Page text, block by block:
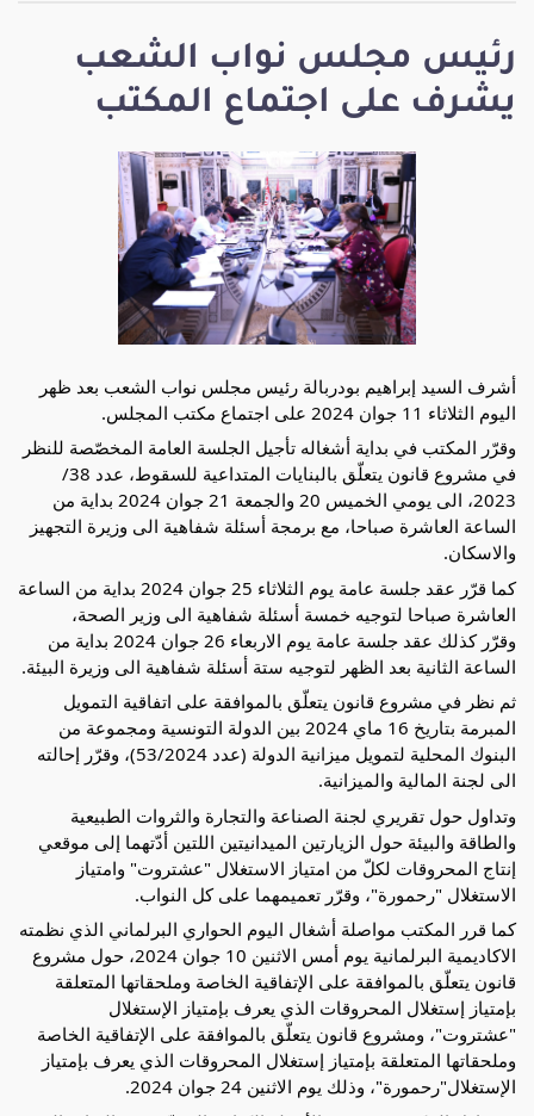
رئيس مجلس نواب الشعب
يشرف على اجتماع المكتب
أشرف السيد إبراهيم بودربالة رئيس مجلس نواب الشعب بعد ظهر
اليوم الثلاثاء 11 جوان 2024 على اجتماع مكتب المجلس.
وقرّر المكتب في بداية أشغاله تأجيل الجلسة العامة المخصّصة للنظر
في مشروع قانون يتعلّق بالبنايات المتداعية للسقوط، عدد 38/
2023، الى يومي الخميس 20 والجمعة 21 جوان 2024 بداية من
الساعة العاشرة صباحا، مع برمجة أسئلة شفاهية الى وزيرة التجهيز
والاسكان.
كما
قرّر عقد جلسة عامة يوم الثلاثاء 25 جوان 2024 بداية من الساعة
العاشرة صباحا لتوجيه خمسة أسئلة شفاهية الى وزير الصحة،
وقرّر كذلك عقد جلسة عامة يوم الاربعاء 26 جوان 2024 بداية من
الساعة الثانية بعد الظهر لتوجيه ستة أسئلة شفاهية الى وزيرة البيئة.
ثم نظر في مشروع قانون يتعلّق بالموافقة على اتفاقية التمويل
المبرمة بتاريخ 16 ماي 2024 بين الدولة التونسية ومجموعة من
البنوك المحلية لتمويل ميزانية الدولة (عدد 53/2024)، وقرّر إحالته
الى لجنة المالية والميزانية.
وتداول حول تقريري لجنة الصناعة والتجارة والثروات الطبيعية
والطاقة والبيئة حول الزيارتين الميدانيتين اللتين أدّتهما إلى موقعي
إنتاج المحروقات لكلّ من امتياز الاستغلال "عشتروت" وامتياز
الاستغلال "رحمورة"، وقرّر تعميمهما على كل النواب.
كما قرر المكتب مواصلة أشغال اليوم الحواري البرلماني الذي نظمته
الاكاديمية البرلمانية يوم أمس الاثنين 10 جوان 2024، حول مشروع
قانون يتعلّق بالموافقة على الإتفاقية الخاصة وملحقاتها المتعلقة
بإمتياز إستغلال المحروقات الذي يعرف بإمتياز الإستغلال
"عشتروت"، ومشروع قانون يتعلّق بالموافقة على الإتفاقية الخاصة
وملحقاتها المتعلقة بإمتياز إستغلال المحروقات الذي يعرف بإمتياز
الإستغلال"رحمورة"، وذلك يوم الاثنين 24 جوان 2024.